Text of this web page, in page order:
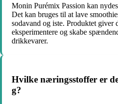
Monin Purémix Passion kan
Det kan bruges til at lave
sodavand og iste. Produktet giver
eksperimentere og skabe
drikkevarer.
Hvilke næringsstoffer er
g?